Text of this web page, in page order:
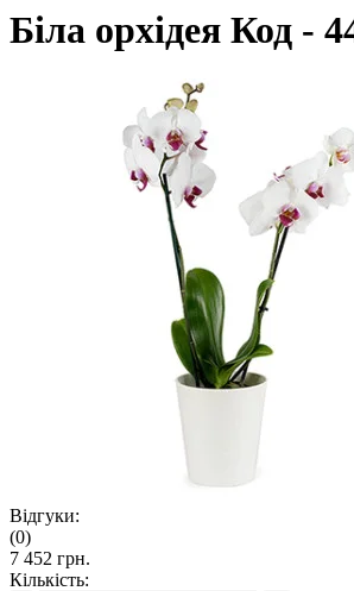
Біла орхідея Код -
Відгуки:
(0)
7 452 грн.
Кількість: